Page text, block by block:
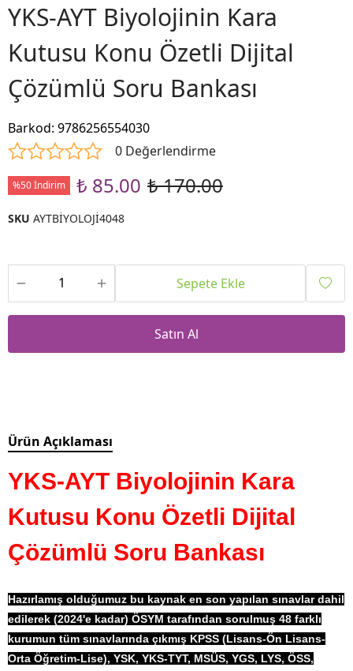
YKS-AYT Biyolojinin Kara
Kutusu Konu Özetli Dijital
Çözümlü Soru Bankası
Barkod: 9786256554030
0 Değerlendirme
%50 İndirim ₺ 85.00 ₺ 170.00
SKU AYTBİYOLOJİ4048
Sepete Ekle
Satın Al
Ürün Açıklaması
YKS-AYT Biyolojinin Kara
Kutusu Konu Özetli Dijital
Çözümlü Soru Bankası
Hazırlamış olduğumuz bu kaynak en son yapılan sınavlar dahil
edilerek (2024'e kadar) ÖSYM tarafından sorulmuş 48 farklı
kurumun tüm sınavlarında çıkmış KPSS (Lisans-Ön Lisans-
Orta Öğretim-Lise), YSK, YKS-TYT, MSÜS, YGS, LYS, ÖSS,